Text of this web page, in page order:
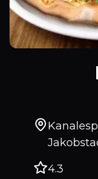
4.3